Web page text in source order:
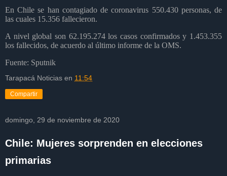
En Chile se han contagiado de coronavirus 550.430 personas, de
las cuales 15.356 fallecieron.
A nivel global son 62.195.274 los casos confirmados y 1.453.355
los fallecidos, de acuerdo al último informe de la OMS.
Fuente: Sputnik
Tarapacá Noticias en 11:54
Compartir
domingo, 29 de noviembre de 2020
Chile: Mujeres sorprenden en elecciones
primarias